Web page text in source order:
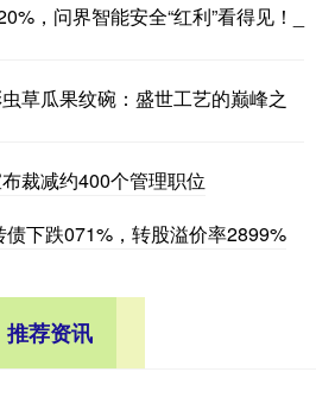
，问界智能安全“红利”看得见！_
草瓜果纹碗：盛世工艺的巅峰之
裁减约400个管理职位
下跌071%，转股溢价率2899%
推荐资讯